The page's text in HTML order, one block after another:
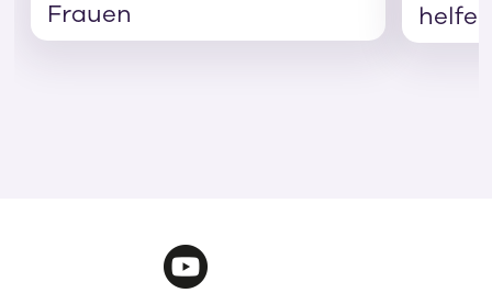
Frauen